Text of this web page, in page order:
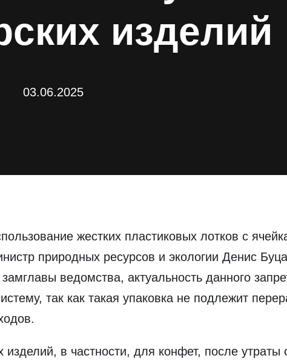
изделий
03.06.2025
жестких пластиковых лотков с
природных ресурсов и экологии Денис
ведомства, актуальность данного
так как такая упаковка не подлежит
в частности, для конфет, после утраты